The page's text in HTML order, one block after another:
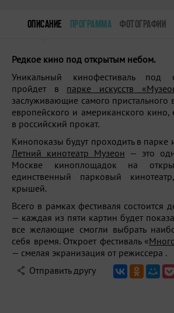
ОПИСАНИЕ ПРОГРАММА ФОТОГРАФИИ
Редкое кино под открытым небом.
Уникальный кинофестиваль под
пройдет в парке искусств
заслуживающие самого
европейского и американского
в российский прокат.
Кинопоказы будут проходить в парке
Летний кинотеатр Музеон — это
Москве киноплощадок на
единственный парковый
крышей.
Всего в рамках фестиваля состоится
— каждая из пяти картин будет
все желающие смогли выбрать
себя время. Откроет фестиваль «
— смелая экранизация от режиссера .
Отправить другу